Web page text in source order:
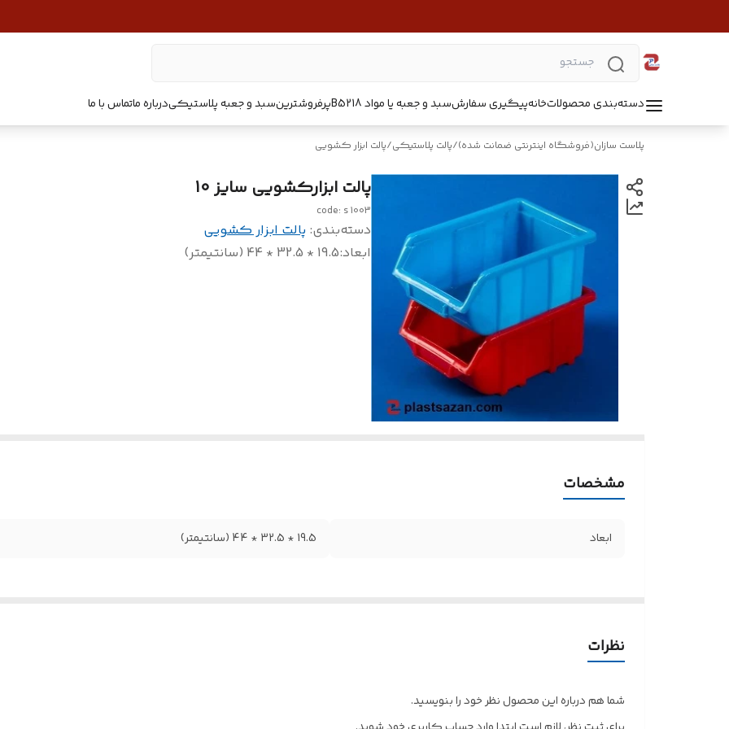
دسته‌بندی محصولاتخانهپیگیری سفارشسبد و جعبه یا مواد B5218 پرفروشترینسبد و جعبه پلاستیکیدرباره ماتماس با ما
پلاست سازان(فروشگاه اینترنتی ضمانت شده)/پالت پلاستیکی/پالت ابزار کشویی
پالت ابزارکشویی سایز 10
code: s 1003
دسته‌بندی: پالت ابزار کشویی
ابعاد:19.5 * 32.5 * 44 (سانتیمتر)
مشخصات
ابعاد 19.5 * 32.5 * 44 (سانتیمتر)
نظرات
شما هم درباره این محصول نظر خود را بنویسید.